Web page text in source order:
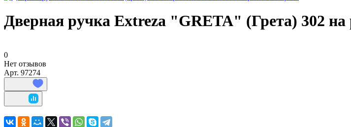
Дверная ручка Extreza "GRETA" (Грета) 302 на
0
Нет отзывов
Арт. 97274